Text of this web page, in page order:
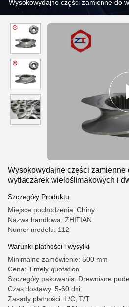
Wysokowydajne części zamienne do
Wysokowydajne części zamienne
wytłaczarek wieloślimakowych i
Szczegóły Produktu
Miejsce pochodzenia: Chiny
Nazwa handlowa: ZHITIAN
Numer modelu: 112
Warunki płatności i wysyłki
Minimalne zamówienie: 500 mm
Cena: Timely quotation
Szczegóły pakowania: Drewniane
Czas dostawy: 5-60 dni
Zasady płatności: L/C, T/T